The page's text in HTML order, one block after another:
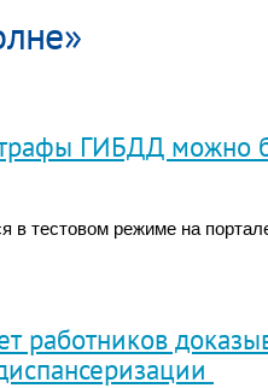
ГИБДД можно
в тестовом режиме на
работников